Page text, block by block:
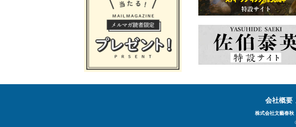
会社概要
株式会社文藝春秋